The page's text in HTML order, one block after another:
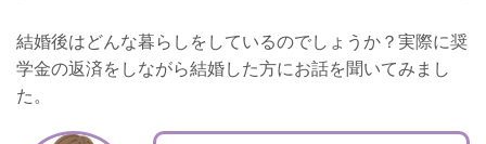
結婚後はどんな暮らしをしているのでしょうか？実際に奨
学金の返済をしながら結婚した方にお話を聞いてみまし
た。